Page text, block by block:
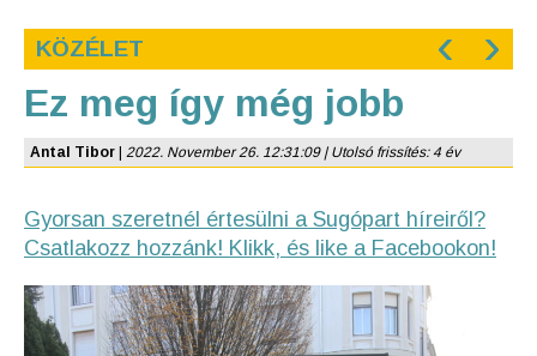
KÖZÉLET ‹ ›
Ez meg így még jobb
Antal Tibor 2022. November 26. 12:31:09 | Utolsó frissítés: 4 év
Gyorsan szeretnél értesülni a Sugópart híreiről?
Csatlakozz hozzánk! Klikk, és like a Facebookon!